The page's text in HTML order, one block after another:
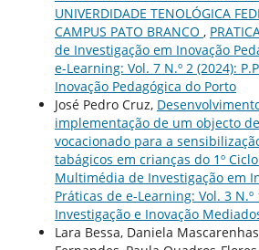
UNIVERDIDADE TENOLÓGICA
CAMPUS PATO BRANCO ,
de Investigação em Inovação
e-Learning: Vol. 7 N.º 2 (2024):
Inovação Pedagógica do Porto
José Pedro Cruz,
implementação de um objecto
vocacionado para a
tabágicos em crianças do 1º Ciclo
Multimédia de Investigação em
Práticas de e-Learning: Vol. 3
Investigação e Inovação
Lara Bessa, Daniela